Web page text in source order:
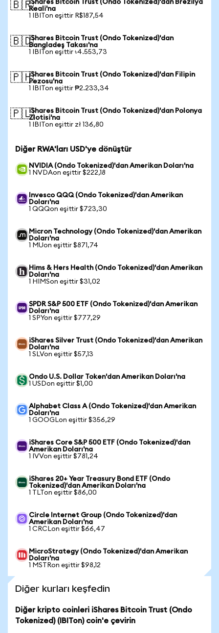
🇧🇷iShares Bitcoin Trust (Ondo Tokenized)'dan Brezilya
Reali'na
1 IBITon eşittir R$187,54
🇧🇩iShares Bitcoin Trust (Ondo Tokenized)'dan
Bangladeş Takası'na
1 IBITon eşittir ৳4.553,73
🇵🇭iShares Bitcoin Trust (Ondo Tokenized)'dan Filipin
Pezosu'na
1 IBITon eşittir ₱2.233,34
🇵🇱iShares Bitcoin Trust (Ondo Tokenized)'dan Polonya
Zlotisi'na
1 IBITon eşittir zł 136,80
Diğer RWA'ları USD'ye dönüştür
NVIDIA (Ondo Tokenized)'dan Amerikan Doları'na
1 NVDAon eşittir $222,18
Invesco QQQ (Ondo Tokenized)'dan Amerikan
Doları'na
1 QQQon eşittir $723,30
Micron Technology (Ondo Tokenized)'dan Amerikan
Doları'na
1 MUon eşittir $871,74
Hims & Hers Health (Ondo Tokenized)'dan Amerikan
Doları'na
1 HIMSon eşittir $31,02
SPDR S&P 500 ETF (Ondo Tokenized)'dan Amerikan
Doları'na
1 SPYon eşittir $777,29
iShares Silver Trust (Ondo Tokenized)'dan Amerikan
Doları'na
1 SLVon eşittir $57,13
Ondo U.S. Dollar Token'dan Amerikan Doları'na
1 USDon eşittir $1,00
Alphabet Class A (Ondo Tokenized)'dan Amerikan
Doları'na
1 GOOGLon eşittir $356,29
iShares Core S&P 500 ETF (Ondo Tokenized)'dan
Amerikan Doları'na
1 IVVon eşittir $781,24
iShares 20+ Year Treasury Bond ETF (Ondo
Tokenized)'dan Amerikan Doları'na
1 TLTon eşittir $86,00
Circle Internet Group (Ondo Tokenized)'dan
Amerikan Doları'na
1 CRCLon eşittir $66,47
MicroStrategy (Ondo Tokenized)'dan Amerikan
Doları'na
1 MSTRon eşittir $98,12
Diğer kurları keşfedin
Diğer kripto coinleri iShares Bitcoin Trust (Ondo
Tokenized) (IBITon) coin'e çevirin